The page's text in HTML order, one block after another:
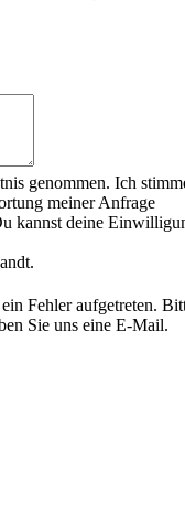
genommen. Ich
meiner Anfrage
kannst deine
Fehler aufgetreten.
Sie uns eine E-Mail.